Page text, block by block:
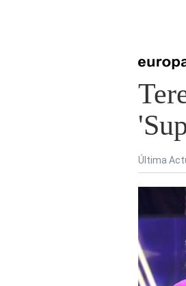
Presiona enter para